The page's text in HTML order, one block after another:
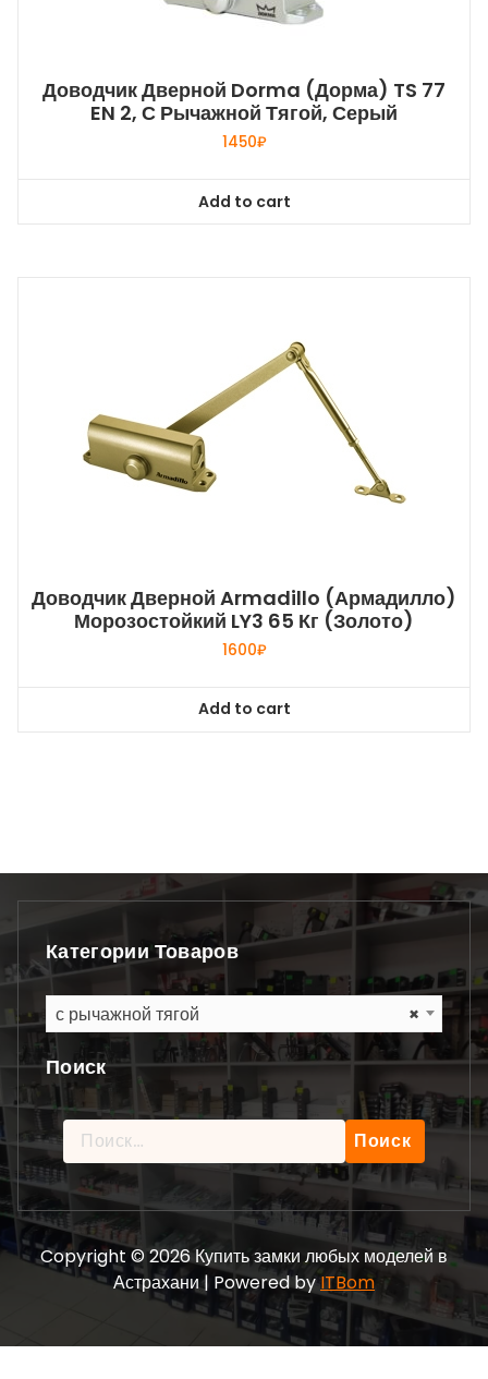
Доводчик Дверной Dorma (Дорма) TS 77
EN 2, С Рычажной Тягой, Серый
1450₽
Add to cart
Доводчик Дверной Armadillo (Армадилло)
Морозостойкий LY3 65 Кг (золото)
1600₽
Add to cart
Категории Товаров
×
с рычажной тягой
Поиск
Найти:
Copyright © 2026 Купить замки любых моделей в
Астрахани | Powered byITBom